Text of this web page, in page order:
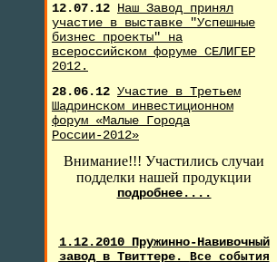
12.07.12 Наш Завод принял
участие в выставке "Успешные
бизнес проекты" на
всероссийском форуме СЕЛИГЕР
2012.
28.06.12 Участие в Третьем
Шадринском инвестиционном
форум «Малые Города
России-2012»
Внимание!!! Участились случаи
подделки нашей продукции
подробнее....
1.12.2010 Пружинно-Навивочный
завод в Твиттере. Все события